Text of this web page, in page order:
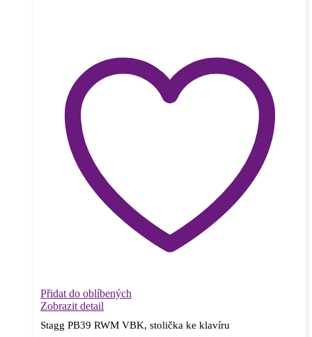
Přidat do oblíbených
Zobrazit detail
Stagg PB39 RWM VBK, stolička ke klavíru